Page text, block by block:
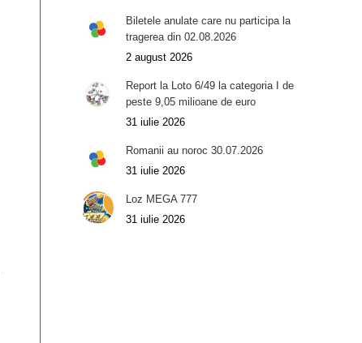
Biletele anulate care nu participa la
tragerea din 02.08.2026
2 august 2026
Report la Loto 6/49 la categoria I de
peste 9,05 milioane de euro
31 iulie 2026
Romanii au noroc 30.07.2026
31 iulie 2026
Loz MEGA 777
31 iulie 2026